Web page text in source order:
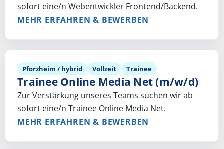
sofort eine/n Webentwickler Frontend/Backend.
MEHR ERFAHREN & BEWERBEN
Pforzheim / hybrid Vollzeit Trainee
Trainee Online Media Net (m/w/d)
Zur Verstärkung unseres Teams suchen wir ab
sofort eine/n Trainee Online Media Net.
MEHR ERFAHREN & BEWERBEN